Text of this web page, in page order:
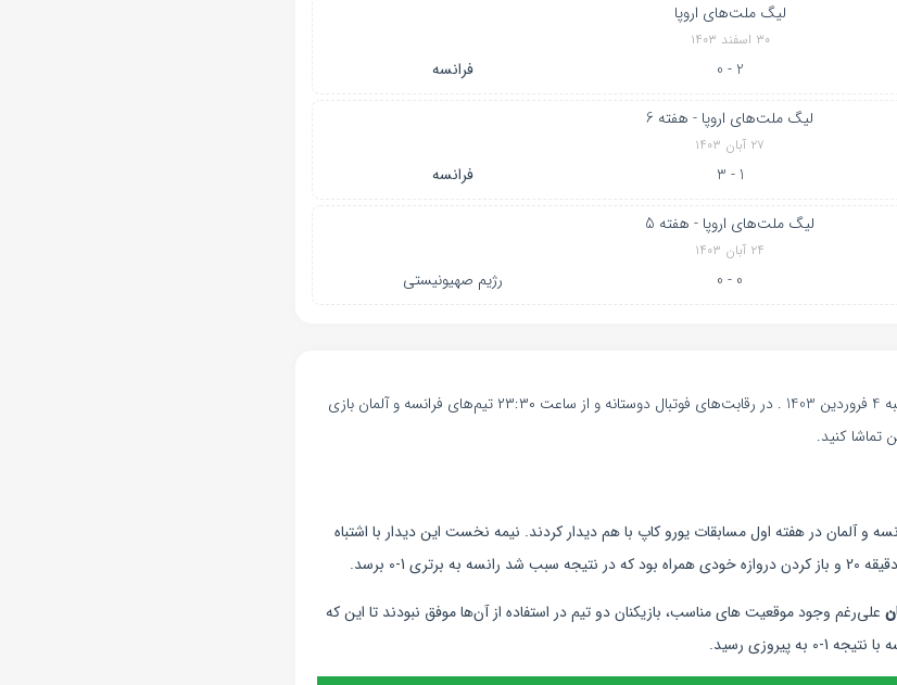
لیگ ملت‌های اروپا
۳۰ اسفند ۱۴۰۳
2 - 0 فرانسه
لیگ ملت‌های اروپا - هفته 6
۲۷ آبان ۱۴۰۳
1 - 3 فرانسه
لیگ ملت‌های اروپا - هفته 5
۲۴ آبان ۱۴۰۳
0 - 0 رژیم صهیونیستی
امروز شنبه 4 فروردین 1403 . در رقابت‌های فوتبال دوستانه و از ساعت ۲۳:۳۰ تیم‌های فرانسه و آلمان بازی
تماشا کنید.
و آلمان در هفته اول مسابقات یورو کاپ با هم دیدار کردند. نیمه نخست این دیدار با اشتباه
رانسه به برتری 1-0 برسد.
علی‌رغم وجود موقعیت های مناسب، بازیکنان دو تیم در استفاده از آن‌ها موفق نبودند تا این که
پیروزی رسید.